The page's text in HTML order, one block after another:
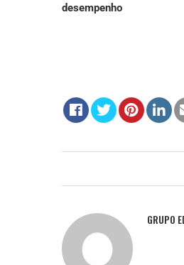
desempenho
GRUPO